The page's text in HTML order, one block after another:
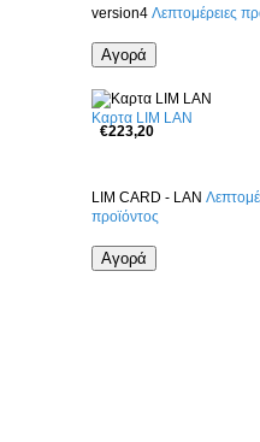
version4 Λεπτομέρειες
Καρτα LIM LAN
€223,20
LIM CARD - LAN
προϊόντος